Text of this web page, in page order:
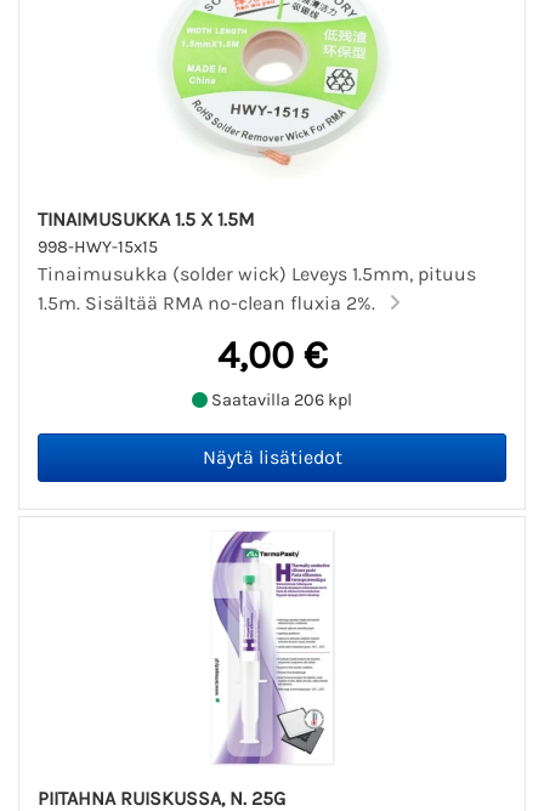
TINAIMUSUKKA 1.5 X 1.5M
998-HWY-15x15
Tinaimusukka (solder wick) Leveys 1.5mm, pituus
1.5m. Sisältää RMA no-clean fluxia 2%.
4,00 €
Saatavilla 206 kpl
PIITAHNA RUISKUSSA, N. 25G